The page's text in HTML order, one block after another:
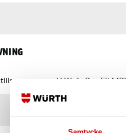
med Hålsåg Pro-Fit MPL.